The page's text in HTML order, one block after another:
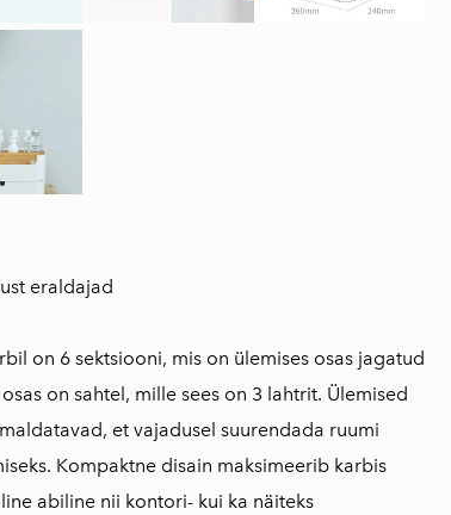
eraldajad
on 6 sektsiooni, mis on ülemises osas jagatud
on sahtel, mille sees on 3 lahtrit. Ülemised
et vajadusel suurendada ruumi
Kompaktne disain maksimeerib karbis
abiline nii kontori- kui ka näiteks